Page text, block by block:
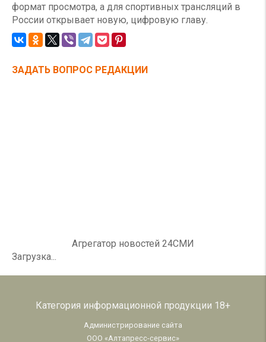
формат просмотра, а для спортивных трансляций в
России открывает новую, цифровую главу.
ЗАДАТЬ ВОПРОС РЕДАКЦИИ
Агрегатор новостей 24СМИ
Загрузка...
Категория информационной продукции 18+
Администрирование сайта
ООО «Алтапресс-сервис»